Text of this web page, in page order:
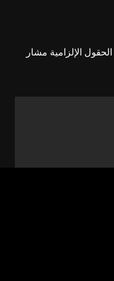
الحقول الإلزامية مشار